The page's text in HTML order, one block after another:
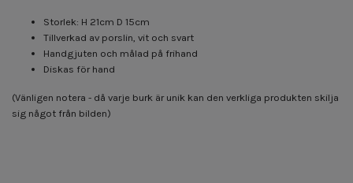
Storlek: H 21cm D 15cm
Tillverkad av porslin, vit och svart
Handgjuten och målad på frihand
Diskas för hand
(Vänligen notera - då varje burk är unik kan den verkliga produkten skilja
sig något från bilden)